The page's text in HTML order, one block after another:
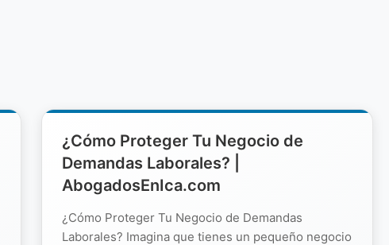
¿Cómo Proteger Tu Negocio de
Demandas Laborales? |
AbogadosEnIca.com
¿Cómo Proteger Tu Negocio de Demandas
Laborales? Imagina que tienes un pequeño negocio